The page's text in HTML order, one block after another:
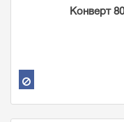
Конверт